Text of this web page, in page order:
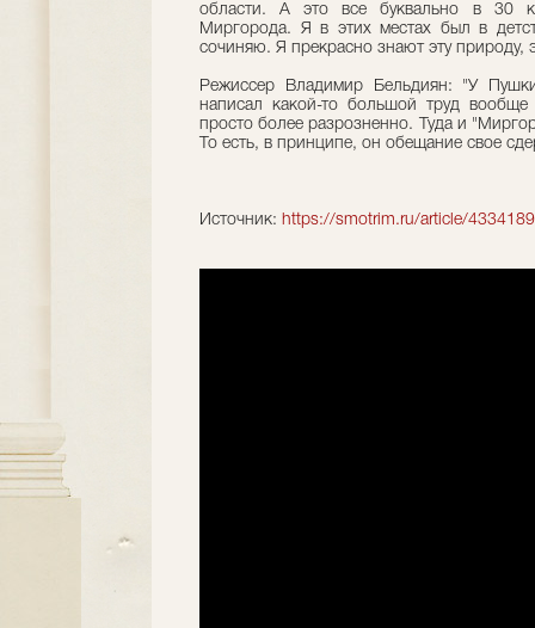
области. А это все буквально в 30
Миргорода. Я в этих местах был в
сочиняю. Я прекрасно знают эту природу,
Режиссер Владимир Бельдиян: "У
написал какой-то большой труд
просто более разрозненно. Туда и
То есть, в принципе, он обещание свое
Источник: https://smotrim.ru/article/4334189